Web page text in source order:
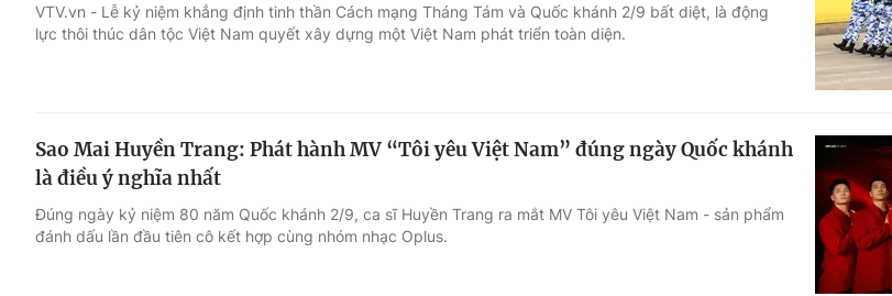
VTV.vn - Lễ kỷ niệm khẳng định tinh thần Cách mạng Tháng Tám và Quốc khánh 2/9 bất diệt, là động
lực thôi thúc dân tộc Việt Nam quyết xây dựng một Việt Nam phát triển toàn diện.
Sao Mai Huyền Trang: Phát hành MV “Tôi yêu Việt Nam” đúng ngày Quốc khánh
là điều ý nghĩa nhất
Đúng ngày kỷ niệm 80 năm Quốc khánh 2/9, ca sĩ Huyền Trang ra mắt MV Tôi yêu Việt Nam - sản phẩm
đánh dấu lần đầu tiên cô kết hợp cùng nhóm nhạc Oplus.